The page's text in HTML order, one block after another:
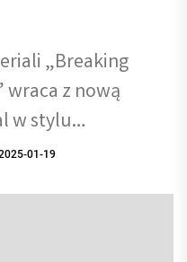
„Breaking
wraca z nową
w stylu
01-19